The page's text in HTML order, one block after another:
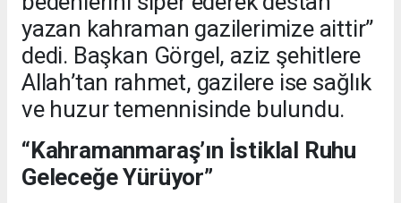
yazan kahraman gazilerimize aittir”
dedi. Başkan Görgel, aziz şehitlere
Allah’tan rahmet, gazilere ise sağlık
ve huzur temennisinde bulundu.
“Kahramanmaraş’ın İstiklal Ruhu
Geleceğe Yürüyor”